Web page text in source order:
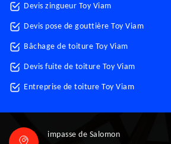
Devis zingueur Toy Viam
Devis pose de gouttière Toy Viam
Bâchage de toiture Toy Viam
Devis fuite de toiture Toy Viam
Entreprise de toiture Toy Viam
impasse de Salomon